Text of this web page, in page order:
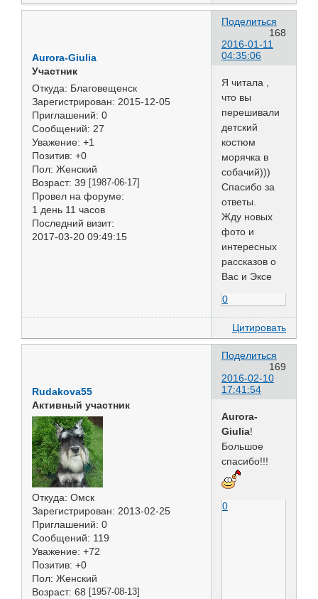
Поделиться
168
2016-01-11
04:35:06
Aurora-Giulia
Участник
Откуда: Благовещенск
Зарегистрирован: 2015-12-05
Приглашений: 0
Сообщений: 27
Уважение: +1
Позитив: +0
Пол: Женский
Возраст: 39 [1987-06-17]
Провел на форуме:
1 день 11 часов
Последний визит:
2017-03-20 09:49:15
Я читала ,
что вы
перешивали
детский
костюм
морячка в
собачий)))
Спасибо за
ответы.
Жду новых
фото и
интересных
рассказов о
Вас и Эксе
0
Цитировать
Поделиться
169
2016-02-10
17:41:54
Rudakova55
Активный участник
Откуда: Омск
Зарегистрирован: 2013-02-25
Приглашений: 0
Сообщений: 119
Уважение: +72
Позитив: +0
Пол: Женский
Возраст: 68 [1957-08-13]
Aurora-
Giulia!
Большое
спасибо!!!
0